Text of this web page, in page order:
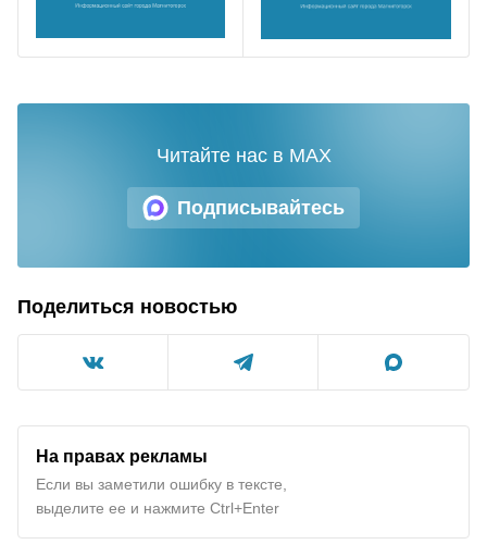
Подписывайтесь
Читайте нас в MAX
Поделиться новостью
На правах рекламы
Если вы заметили ошибку в тексте,
выделите ее и нажмите Ctrl+Enter